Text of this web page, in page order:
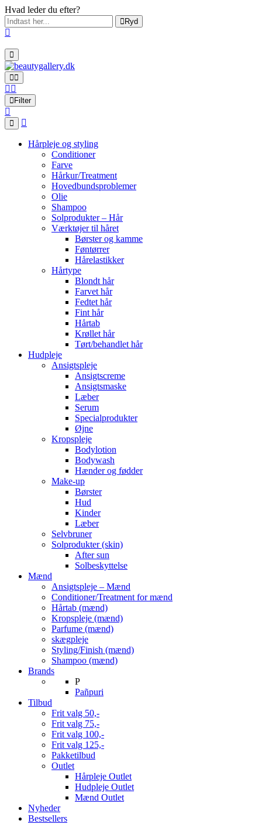
Hvad leder du efter?
Ryd
Filter
Hårpleje og styling
Conditioner
Farve
Hårkur/Treatment
Hovedbundsproblemer
Olie
Shampoo
Solprodukter – Hår
Værktøjer til håret
Børster og kamme
Føntørrer
Hårelastikker
Hårtype
Blondt hår
Farvet hår
Fedtet hår
Fint hår
Hårtab
Krøllet hår
Tørt/behandlet hår
Hudpleje
Ansigtspleje
Ansigtscreme
Ansigtsmaske
Læber
Serum
Specialprodukter
Øjne
Kropspleje
Bodylotion
Bodywash
Hænder og fødder
Make-up
Børster
Hud
Kinder
Læber
Selvbruner
Solprodukter (skin)
After sun
Solbeskyttelse
Mænd
Ansigtspleje – Mænd
Conditioner/Treatment for mænd
Hårtab (mænd)
Kropspleje (mænd)
Parfume (mænd)
skægpleje
Styling/Finish (mænd)
Shampoo (mænd)
Brands
P
Pañpuri
Tilbud
Frit valg 50,-
Frit valg 75,-
Frit valg 100,-
Frit valg 125,-
Pakketilbud
Outlet
Hårpleje Outlet
Hudpleje Outlet
Mænd Outlet
Nyheder
Bestsellers